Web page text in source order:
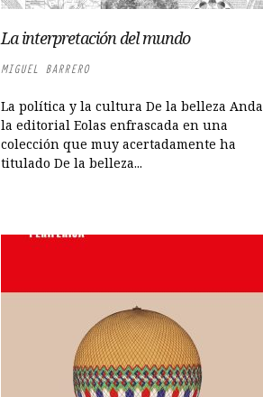
La interpretación del mundo
MIGUEL BARRERO
La política y la cultura De la belleza Anda
la editorial Eolas enfrascada en una
colección que muy acertadamente ha
titulado De la belleza...